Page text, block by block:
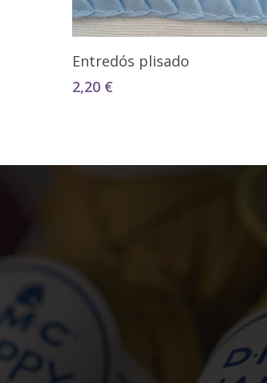
Seleccionar Opciones
Entredós plisado
2,20 €